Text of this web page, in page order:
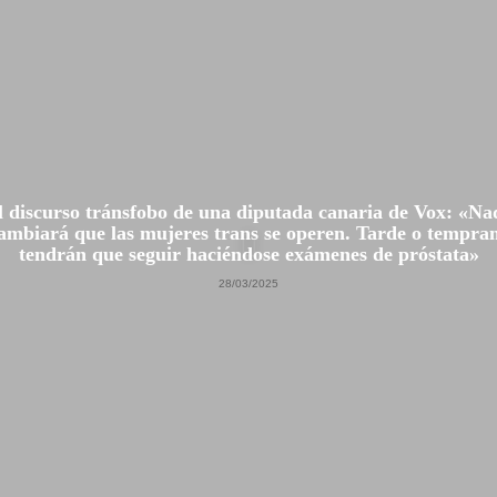
discurso tránsfobo de una diputada canaria de Vox:
que las mujeres trans se operen. Tarde o
tendrán que seguir haciéndose exámenes de próstata»
28/03/2025